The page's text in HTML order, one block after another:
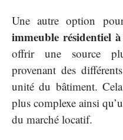
Une autre option
immeuble résidentiel
offrir une source
provenant des
unité du bâtiment.
plus complexe ainsi
du marché locatif.